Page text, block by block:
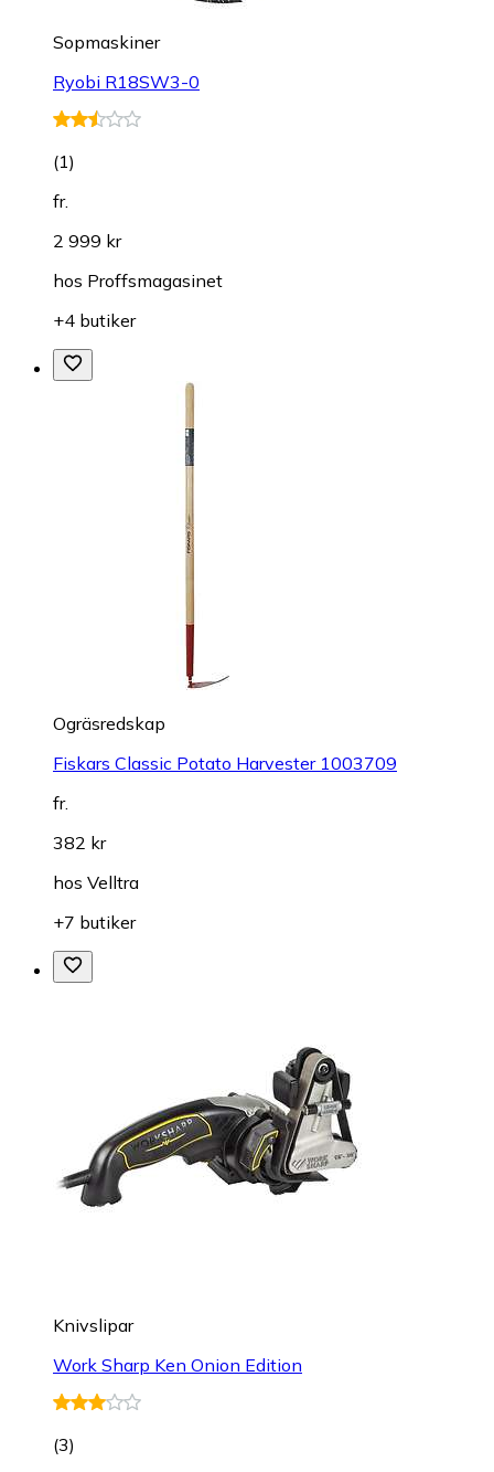
Sopmaskiner
Ryobi R18SW3-0
(1)
fr.
2 999 kr
hos Proffsmagasinet
+4 butiker
Ogräsredskap
Fiskars Classic Potato Harvester 1003709
fr.
382 kr
hos Velltra
+7 butiker
Knivslipar
Work Sharp Ken Onion Edition
(3)